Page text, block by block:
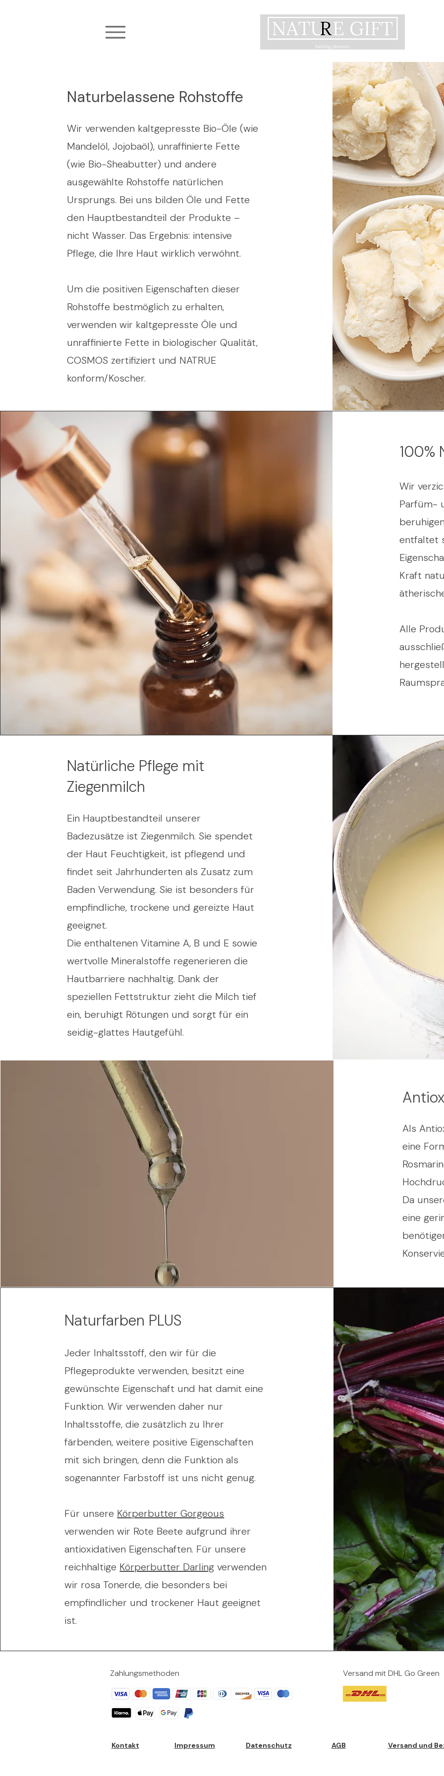
Naturbelassene Rohstoffe
​Wir verwenden kaltgepresste Bio-Öle (wie
Mandelöl, Jojobaöl), unraffinierte Fette
(wie Bio-Sheabutter) und andere
ausgewählte Rohstoffe natürlichen
Ursprungs. Bei uns bilden Öle und Fette
den Hauptbestandteil der Produkte –
nicht Wasser. Das Ergebnis: intensive
Pflege, die Ihre Haut wirklich verwöhnt.
Um die positiven Eigenschaften dieser
Rohstoffe bestmöglich zu erhalten,
verwenden wir kaltgepresste Öle und
unraffinierte Fette in biologischer Qualität,
COSMOS zertifiziert und NATRUE
konform/Koscher.
100%
Wir
Parfüm-
entfaltet
Kraft
Alle
Natürliche Pflege mit
Ziegenmilch
Ein Hauptbestandteil unserer
Badezusätze ist Ziegenmilch. Sie spendet
der Haut Feuchtigkeit, ist pflegend und
findet seit Jahrhunderten als Zusatz zum
Baden Verwendung. Sie ist besonders für
empfindliche, trockene und gereizte Haut
geeignet.
Die enthaltenen Vitamine A, B und E sowie
wertvolle Mineralstoffe regenerieren die
Hautbarriere nachhaltig. Dank der
speziellen Fettstruktur zieht die Milch tief
ein, beruhigt Rötungen und sorgt für ein
seidig-glattes Hautgefühl.
Als
eine
Da
eine
Naturfarben PLUS
Jeder Inhaltsstoff, den wir für die
Pflegeprodukte verwenden, besitzt eine
gewünschte Eigenschaft und hat damit eine
Funktion. Wir verwenden daher nur
Inhaltsstoffe, die zusätzlich zu Ihrer
färbenden, weitere positive Eigenschaften
mit sich bringen, denn die Funktion als
sogenannter Farbstoff ist uns nicht genug.
Für unsere Körperbutter Gorgeous
verwenden wir Rote Beete aufgrund ihrer
antioxidativen Eigenschaften. Für unsere
reichhaltige Körperbutter Darling verwenden
wir rosa Tonerde, die besonders bei
empfindlicher und trockener Haut geeignet
ist.
Zahlungsmethoden Versand mit DHL Go Green
Kontakt Impressum Datenschutz AGB Versand und